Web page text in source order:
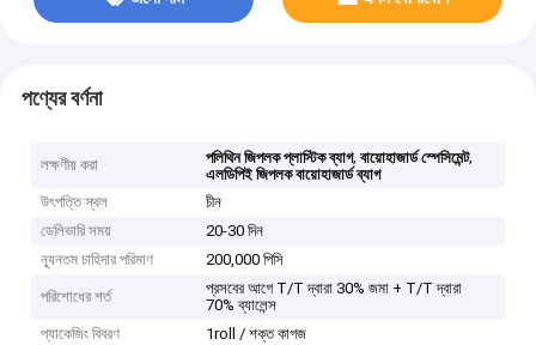
পণ্যের বর্ণনা
লক্ষণীয় করা পলিথিন জিপলক প্লাস্টিক ব্যাগ,বায়োহাজার্ড স্পেসিমেন্ট,
এলডিপিই জিপলক বায়োহাজার্ড ব্যাগ
উৎপত্তি স্থল
চীন
ডেলিভারি সময়
20-30 দিন
ন্যূনতম চাহিদার পরিমাণ
200,000 পিসি
পরিশোধের শর্ত
প্রসবের আগে T/T দ্বারা 30% জমা + T/T দ্বারা
70% ব্যালেন্স
প্যাকেজিং বিবরণ
1roll / শক্ত কাগজ